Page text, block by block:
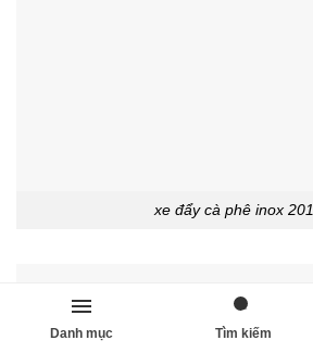
xe đẩy cà phê inox 201
Danh mục Tìm kiếm